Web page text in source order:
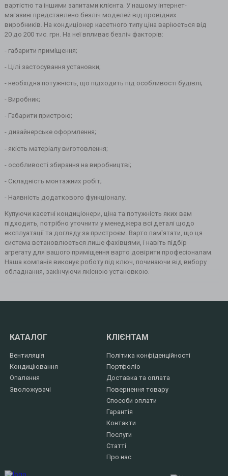
вартістю та іншими запитами клієнта. У нашому інтернет-
магазині представлено безліч моделей від провідних
виробників. На кондиціонер касетного типу ціна варіюється від
20 до 200 тис. грн. На неї впливає безліч факторів:
- габарити приміщення;
- Цілі застосування установки;
- необхідна потужність, що підходить під особливості будівлі;
- Виробник;
- Габарити пристрою;
- дизайнерське оформлення;
- якість матеріалу виготовлення;
- особливості збирання на виробництві;
- Складність монтажних робіт;
- Наявність додаткового функціоналу.
Купуючи касетні кондиціонери, ціна та потужність яких вам
підходить, потрібно уточнити у менеджера всі деталі щодо
експлуатації та догляду за пристроєм. Варто пам'ятати, що ця
система встановлюється лише фахівцями, і навіть підбір
агрегату для вашого приміщення варто довірити професіоналам.
Наша компанія виконує роботу під ключ, починаючи від вибору
обладнання, закінчуючи якісною установкою.
КАТАЛОГ
Вентиляція
Кондиціювання
Опалення
Зволожувачі
КЛІЄНТАМ
Політика конфіденційності
Портфоліо
Доставка та оплата
Повернення товару
Способи оплати
Гарантія
Контакти
Послуги
Статті
Про нас